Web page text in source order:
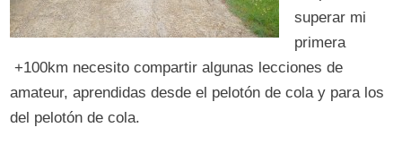
superar mi
primera
+100km necesito compartir algunas lecciones de
amateur, aprendidas desde el pelotón de cola y para los
del pelotón de cola.